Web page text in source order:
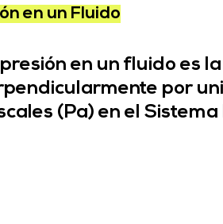
en un Fluido
en un fluido es
por
(Pa) en el